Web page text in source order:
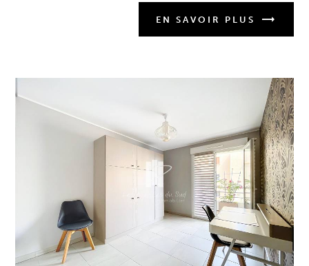
EN SAVOIR PLUS